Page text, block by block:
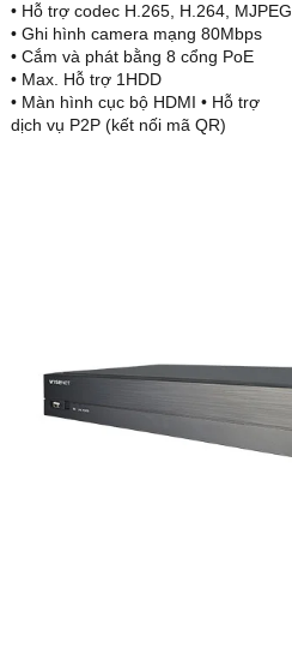
• Hỗ trợ codec H.265, H.264, MJPEG
• Ghi hình camera mạng 80Mbps
• Cắm và phát bằng 8 cổng PoE
• Max. Hỗ trợ 1HDD
• Màn hình cục bộ HDMI • Hỗ trợ
dịch vụ P2P (kết nối mã QR)